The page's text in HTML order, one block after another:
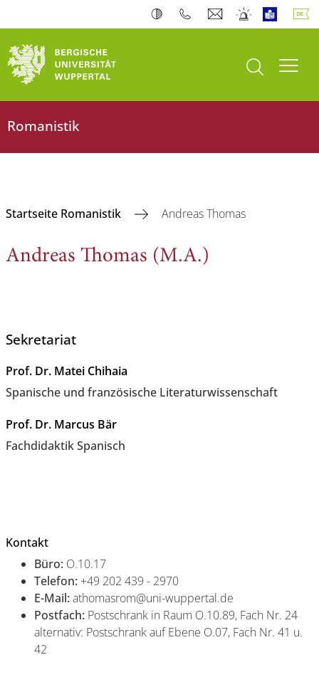
Suche öffnen
Romanistik
Startseite Romanistik Andreas Thomas
Andreas Thomas (M.A.)
Sekretariat
Prof. Dr. Matei Chihaia
Spanische und französische Literaturwissenschaft
Prof. Dr. Marcus Bär
Fachdidaktik Spanisch
Kontakt
Büro: O.10.17
Telefon: +49 202 439 - 2970
E-Mail: athomasrom@uni-wuppertal.de
Postfach: Postschrank in Raum O.10.89, Fach Nr. 24
alternativ: Postschrank auf Ebene O.07, Fach Nr. 41 u.
42